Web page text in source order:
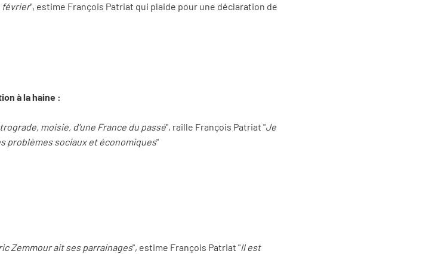
février", estime François Patriat qui plaide pour une déclaration de
à la haine :
moisie, d'une France du passé", raille François Patriat "Je
problèmes sociaux et économiques"
Zemmour ait ses parrainages", estime François Patriat "Il est